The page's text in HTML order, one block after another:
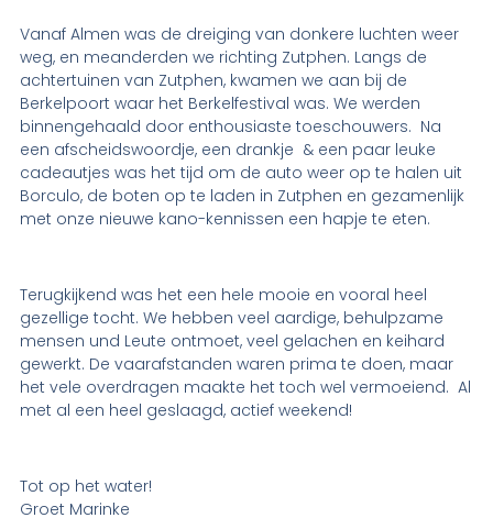
Vanaf Almen was de dreiging van donkere luchten weer
weg, en meanderden we richting Zutphen. Langs de
achtertuinen van Zutphen, kwamen we aan bij de
Berkelpoort waar het Berkelfestival was. We werden
binnengehaald door enthousiaste toeschouwers. Na
een afscheidswoordje, een drankje & een paar leuke
cadeautjes was het tijd om de auto weer op te halen uit
Borculo, de boten op te laden in Zutphen en gezamenlijk
met onze nieuwe kano-kennissen een hapje te eten.
Terugkijkend was het een hele mooie en vooral heel
gezellige tocht. We hebben veel aardige, behulpzame
mensen und Leute ontmoet, veel gelachen en keihard
gewerkt. De vaarafstanden waren prima te doen, maar
het vele overdragen maakte het toch wel vermoeiend. Al
met al een heel geslaagd, actief weekend!
Tot op het water!
Groet Marinke